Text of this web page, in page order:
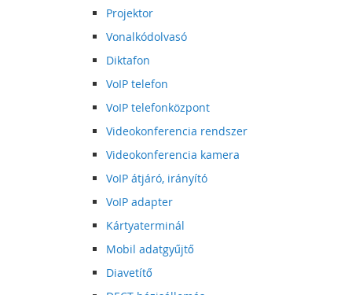
Projektor
Vonalkódolvasó
Diktafon
VoIP telefon
VoIP telefonközpont
Videokonferencia rendszer
Videokonferencia kamera
VoIP átjáró, irányító
VoIP adapter
Kártyaterminál
Mobil adatgyűjtő
Diavetítő